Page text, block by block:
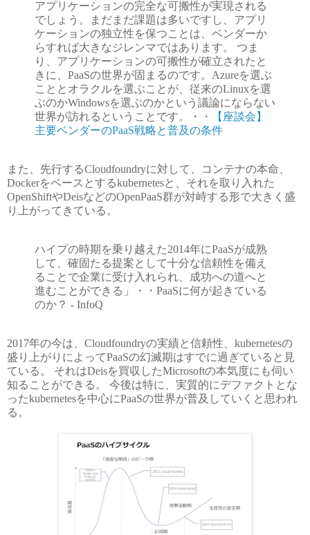
アプリケーションの完全な可搬性が実現される
でしょう。まだまだ課題は多いですし、アプリ
ケーションの独立性を保つことは、ベンダーか
らすれば大きなジレンマではあります。 つま
り、アプリケーションの可搬性が確立されたと
きに、PaaSの世界が固まるのです。Azureを選ぶ
こととオラクルを選ぶことが、従来のLinuxを選
ぶのかWindowsを選ぶのかという議論にならない
世界が訪れるということです。・・
【座談会】
主要ベンダーのPaaS戦略と普及の条件
また、先行するCloudfoundryに対して、コンテナの本命、
Dockerをベースとするkubernetesと、それを取り入れた
OpenShiftやDeisなどのOpenPaaS群が対峙する形で大きく盛
り上がってきている。
ハイプの時期を乗り越えた2014年にPaaSが成熟
して、確固たる提案として十分な信頼性を備え
ることで企業に受け入れられ、成功への道へと
進むことができる」・・PaaSに何が起きている
のか？ - InfoQ
2017年の今は、Cloudfoundryの実績と信頼性、kubernetesの
盛り上がりによってPaaSの幻滅期はすでに過ぎていると見
ている。 それはDeisを買収したMicrosoftの本気度にも伺い
知ることができる。 今後は特に、実質的にデファクトとな
ったkubernetesを中心にPaaSの世界が普及していくと思われ
る。